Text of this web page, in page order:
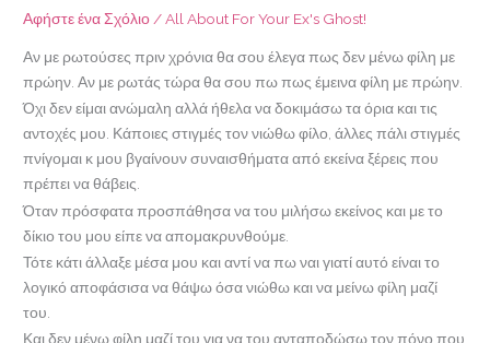
Αφήστε ένα Σχόλιο/All About For Your Ex's Ghost!
Αν με ρωτούσες πριν χρόνια θα σου έλεγα πως δεν μένω φίλη με
πρώην. Αν με ρωτάς τώρα θα σου πω πως έμεινα φίλη με πρώην.
Όχι δεν είμαι ανώμαλη αλλά ήθελα να δοκιμάσω τα όρια και τις
αντοχές μου. Κάποιες στιγμές τον νιώθω φίλο, άλλες πάλι στιγμές
πνίγομαι κ μου βγαίνουν συναισθήματα από εκείνα ξέρεις που
πρέπει να θάβεις.
Όταν πρόσφατα προσπάθησα να του μιλήσω εκείνος και με το
δίκιο του μου είπε να απομακρυνθούμε.
Τότε κάτι άλλαξε μέσα μου και αντί να πω ναι γιατί αυτό είναι το
λογικό αποφάσισα να θάψω όσα νιώθω και να μείνω φίλη μαζί
του.
Και δεν μένω φίλη μαζί του για να του ανταποδώσω τον πόνο που